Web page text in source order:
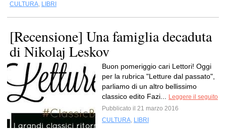
CULTURA, LIBRI
[Recensione] Una famiglia decaduta
di Nikolaj Leskov
Buon pomeriggio cari Lettori! Oggi
per la rubrica "Letture dal passato",
parliamo di un altro bellissimo
classico edito Fazi...
Leggere il seguito
Pubblicato il 21 marzo 2016
CULTURA, LIBRI